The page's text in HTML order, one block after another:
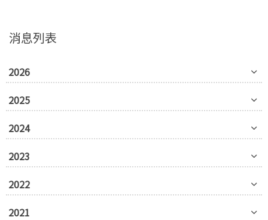
消息列表
2026
2025
2024
2023
2022
2021